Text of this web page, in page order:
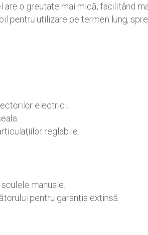
o greutate mai mică, facilitând
pentru utilizare pe termen lung,
electrici.
reglabile.
manuale.
pentru garanția extinsă.